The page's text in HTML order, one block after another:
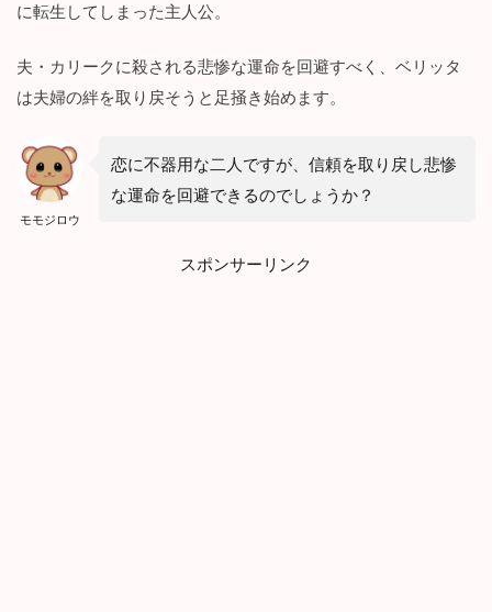
に転生してしまった主人公。
夫・カリークに殺される悲惨な運命を回避すべく、ベリッタ
は夫婦の絆を取り戻そうと足掻き始めます。
モモジロウ
恋に不器用な二人ですが、信頼を取り戻し悲惨
な運命を回避できるのでしょうか？
スポンサーリンク